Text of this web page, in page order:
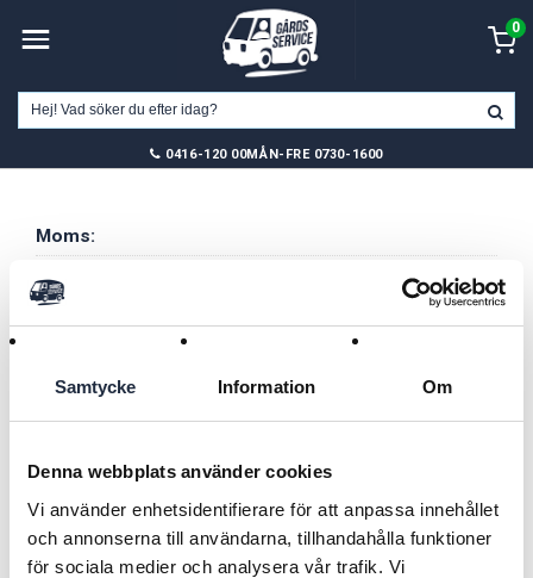
Samtycke Information Om
Denna webbplats använder cookies
Vi använder enhetsidentifierare för att anpassa innehållet
och annonserna till användarna, tillhandahålla funktioner
för sociala medier och analysera vår trafik. Vi
0
0416-120 00MÅN-FRE 0730-1600
Moms:
Logga in eller registrera dig
Logga in
Lösenord: